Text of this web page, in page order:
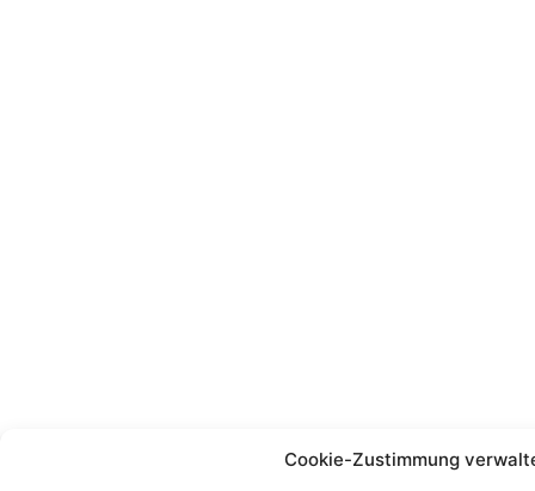
Cookie-Zustimmung